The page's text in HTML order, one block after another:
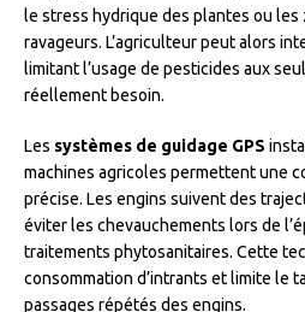
le stress hydrique des plantes ou
ravageurs. L’agriculteur peut alors
limitant l’usage de pesticides aux
réellement besoin.
Les systèmes de guidage GPS
machines agricoles permettent une
précise. Les engins suivent des
éviter les chevauchements lors de
traitements phytosanitaires. Cette
consommation d’intrants et limite le
passages répétés des engins.